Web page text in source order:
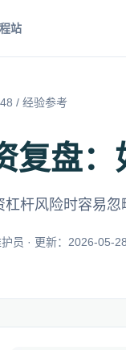
站
/ 经验参考
复盘
杆风险时容易忽
员 · 更新：2026-05-28